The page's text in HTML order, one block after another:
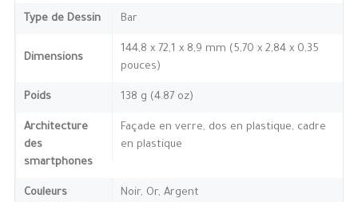
Type de Dessin Bar
Dimensions
144,8 x 72,1 x 8,9 mm (5,70 x 2,84 x 0,35
pouces)
Poids 138 g (4.87 oz)
Architecture
des
smartphones
Façade en verre, dos en plastique, cadre
en plastique
Couleurs
Noir, Or, Argent